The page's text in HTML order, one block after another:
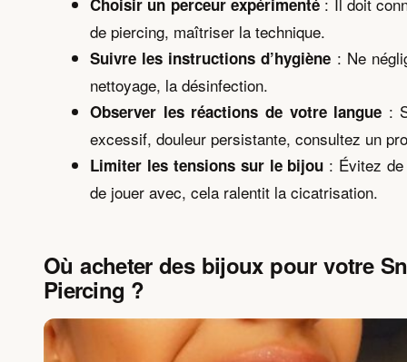
de piercing, maîtriser la technique.
Suivre les instructions d’hygiène : Ne
nettoyage, la désinfection.
Observer les réactions de votre langue :
excessif, douleur persistante, consultez un
Limiter les tensions sur le bijou : Évitez
de jouer avec, cela ralentit la cicatrisation.
Où acheter des bijoux pour votre
Piercing ?